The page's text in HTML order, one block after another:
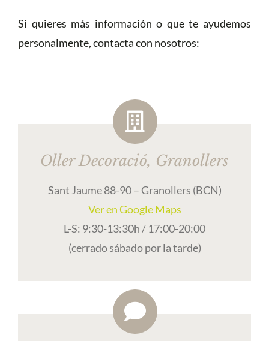
Si quieres más información o que te ayudemos
personalmente, contacta con nosotros:
Oller Decoració, Granollers
Sant Jaume 88-90 – Granollers (BCN)
Ver en Google Maps
L-S: 9:30-13:30h / 17:00-20:00
(cerrado sábado por la tarde)